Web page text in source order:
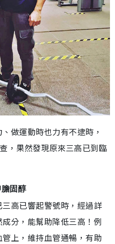
做運動時也力有不逮時，
，果然發現原來三高已到臨
固醇
高已響起警號時，經過詳
分，能幫助降低三高！例
上，維持血管通暢，有助